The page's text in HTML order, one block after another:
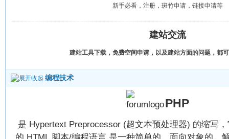
新手必看，注册，斑竹申请，链接申请等
建站交流
建站工具下载， 免费空间申请 ，以及建站方面的问题，都
编程技术
PHP
是 Hypertext Preprocessor (超文本预处理器) 的缩写